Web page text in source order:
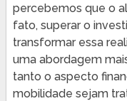
percebemos que o
fato, superar o
transformar essa
uma abordagem
tanto o aspecto
mobilidade sejam